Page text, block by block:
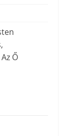
Ő